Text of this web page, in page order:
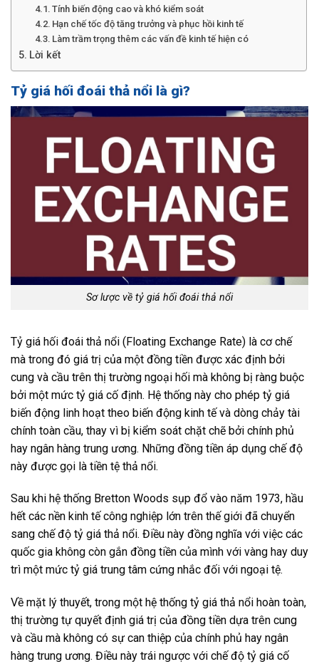
Tính biến động cao và khó kiểm soát
Hạn chế tốc độ tăng trưởng và phục hồi kinh tế
Làm trầm trọng thêm các vấn đề kinh tế hiện có
Lời kết
Tỷ giá hối đoái thả nổi là gì?
Sơ lược về tỷ giá hối đoái thả nổi
Tỷ giá hối đoái thả nổi (Floating Exchange Rate) là cơ chế
mà trong đó giá trị của một đồng tiền được xác định bởi
cung và cầu trên thị trường ngoại hối mà không bị ràng buộc
bởi một mức tỷ giá cố định. Hệ thống này cho phép tỷ giá
biến động linh hoạt theo biến động kinh tế và dòng chảy tài
chính toàn cầu, thay vì bị kiểm soát chặt chẽ bởi chính phủ
hay ngân hàng trung ương. Những đồng tiền áp dụng chế độ
này được gọi là tiền tệ thả nổi.
Sau khi hệ thống Bretton Woods sụp đổ vào năm 1973, hầu
hết các nền kinh tế công nghiệp lớn trên thế giới đã chuyển
sang chế độ tỷ giá thả nổi. Điều này đồng nghĩa với việc các
quốc gia không còn gắn đồng tiền của mình với vàng hay duy
trì một mức tỷ giá trung tâm cứng nhắc đối với ngoại tệ.
Về mặt lý thuyết, trong một hệ thống tỷ giá thả nổi hoàn toàn,
thị trường tự quyết định giá trị của đồng tiền dựa trên cung
và cầu mà không có sự can thiệp của chính phủ hay ngân
hàng trung ương. Điều này trái ngược với chế độ tỷ giá cố